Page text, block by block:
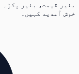
بغیر قیمت، بغیر پکڑ۔
خوش آمدید کہیں۔